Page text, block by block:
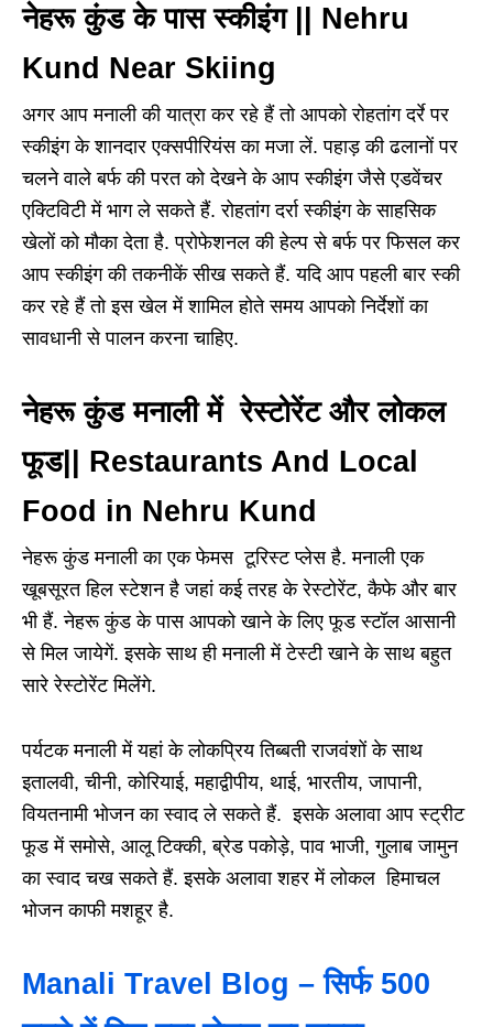
नेहरू कुंड के पास स्कीइंग || Nehru
Kund Near Skiing
अगर आप मनाली की यात्रा कर रहे हैं तो आपको रोहतांग दर्रे पर
स्कीइंग के शानदार एक्सपीरियंस का मजा लें. पहाड़ की ढलानों पर
चलने वाले बर्फ की परत को देखने के आप स्कीइंग जैसे एडवेंचर
एक्टिविटी में भाग ले सकते हैं. रोहतांग दर्रा स्कीइंग के साहसिक
खेलों को मौका देता है. प्रोफेशनल की हेल्प से बर्फ पर फिसल कर
आप स्कीइंग की तकनीकें सीख सकते हैं. यदि आप पहली बार स्की
कर रहे हैं तो इस खेल में शामिल होते समय आपको निर्देशों का
सावधानी से पालन करना चाहिए.
नेहरू कुंड मनाली में रेस्टोरेंट और लोकल
फूड|| Restaurants And Local
Food in Nehru Kund
नेहरू कुंड मनाली का एक फेमस टूरिस्ट प्लेस है. मनाली एक
खूबसूरत हिल स्टेशन है जहां कई तरह के रेस्टोरेंट, कैफे और बार
भी हैं. नेहरू कुंड के पास आपको खाने के लिए फूड स्टॉल आसानी
से मिल जायेगें. इसके साथ ही मनाली में टेस्टी खाने के साथ बहुत
सारे रेस्टोरेंट मिलेंगे.
पर्यटक मनाली में यहां के लोकप्रिय तिब्बती राजवंशों के साथ
इतालवी, चीनी, कोरियाई, महाद्वीपीय, थाई, भारतीय, जापानी,
वियतनामी भोजन का स्वाद ले सकते हैं. इसके अलावा आप स्ट्रीट
फूड में समोसे, आलू टिक्की, ब्रेड पकोड़े, पाव भाजी, गुलाब जामुन
का स्वाद चख सकते हैं. इसके अलावा शहर में लोकल हिमाचल
भोजन काफी मशहूर है.
Manali Travel Blog – सिर्फ 500